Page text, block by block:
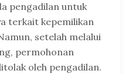
pengadilan untuk
terkait kepemilikan
setelah melalui
permohonan
oleh pengadilan.